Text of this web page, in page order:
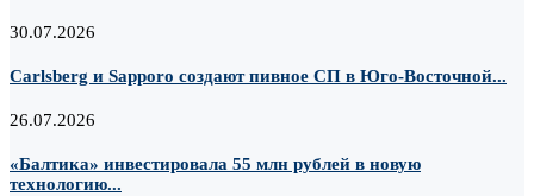
30.07.2026
Carlsberg и Sapporo создают пивное СП в Юго-Восточной...
26.07.2026
«Балтика» инвестировала 55 млн рублей в новую
технологию...